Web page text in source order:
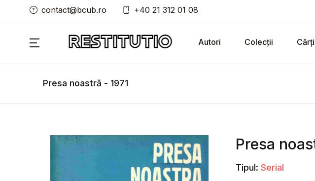
contact@bcub.ro +40 21 312 01 08
Autori Colecții Cărți
Presa noastră - 1971
Presa
Tipul: Serial